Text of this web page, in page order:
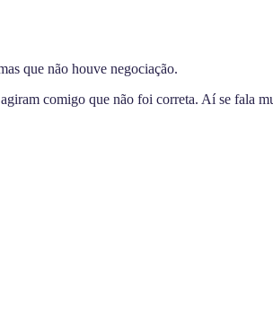
que não houve negociação.
comigo que não foi correta. Aí se fala